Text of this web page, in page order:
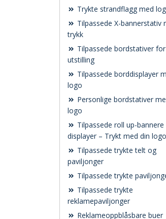
Trykte strandflagg med
Tilpassede X-bannerstativ
trykk
Tilpassede bordstativer for
utstilling
Tilpassede borddisplayer
logo
Personlige bordstativer
logo
Tilpassede roll up-
displayer – Trykt med din logo
Tilpassede trykte telt og
paviljonger
Tilpassede trykte
Tilpassede trykte
reklamepaviljonger
Reklameoppblåsbare buer